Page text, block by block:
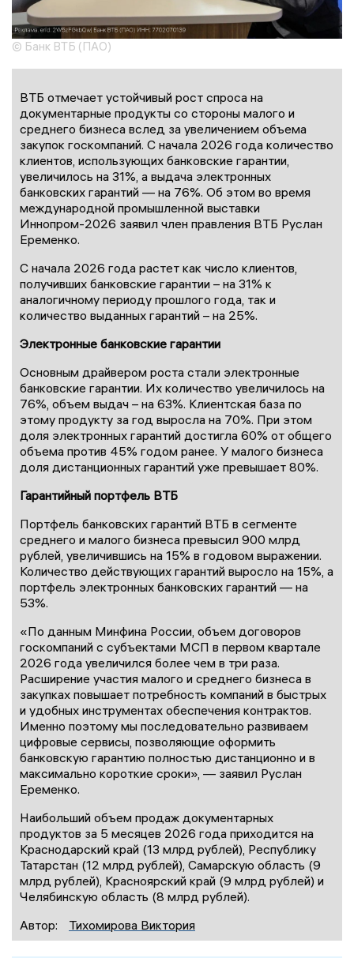
© Банк ВТБ (ПАО)
ВТБ отмечает устойчивый рост спроса на
документарные продукты со стороны малого и
среднего бизнеса вслед за увеличением объема
закупок госкомпаний. С начала 2026 года количество
клиентов, использующих банковские гарантии,
увеличилось на 31%, а выдача электронных
банковских гарантий — на 76%. Об этом во время
международной промышленной выставки
Иннопром-2026 заявил член правления ВТБ Руслан
Еременко.
С начала 2026 года растет как число клиентов,
получивших банковские гарантии – на 31% к
аналогичному периоду прошлого года, так и
количество выданных гарантий – на 25%.
Электронные банковские гарантии
Основным драйвером роста стали электронные
банковские гарантии. Их количество увеличилось на
76%, объем выдач – на 63%. Клиентская база по
этому продукту за год выросла на 70%. При этом
доля электронных гарантий достигла 60% от общего
объема против 45% годом ранее. У малого бизнеса
доля дистанционных гарантий уже превышает 80%.
Гарантийный портфель ВТБ
Портфель банковских гарантий ВТБ в сегменте
среднего и малого бизнеса превысил 900 млрд
рублей, увеличившись на 15% в годовом выражении.
Количество действующих гарантий выросло на 15%, а
портфель электронных банковских гарантий — на
53%.
«По данным Минфина России, объем договоров
госкомпаний с субъектами МСП в первом квартале
2026 года увеличился более чем в три раза.
Расширение участия малого и среднего бизнеса в
закупках повышает потребность компаний в быстрых
и удобных инструментах обеспечения контрактов.
Именно поэтому мы последовательно развиваем
цифровые сервисы, позволяющие оформить
банковскую гарантию полностью дистанционно и в
максимально короткие сроки», — заявил Руслан
Еременко.
Наибольший объем продаж документарных
продуктов за 5 месяцев 2026 года приходится на
Краснодарский край (13 млрд рублей), Республику
Татарстан (12 млрд рублей), Самарскую область (9
млрд рублей), Красноярский край (9 млрд рублей) и
Челябинскую область (8 млрд рублей).
Автор:
Тихомирова Виктория